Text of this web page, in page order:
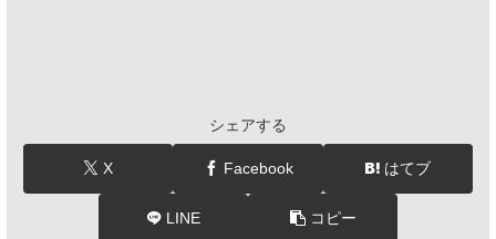
シェアする
X Facebook はてブ
LINE コピー